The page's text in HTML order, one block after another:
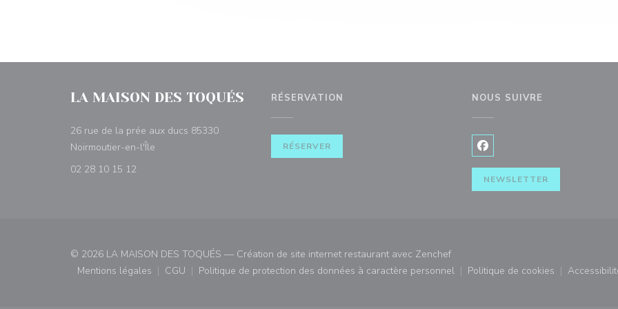
LA MAISON DES TOQUÉS
26 rue de la prée aux ducs 85330
Noirmoutier-en-l'Île ((ouvre une nouvelle fenêtre))
02 28 10 15 12
RÉSERVATION
RÉSERVER
NOUS SUIVRE
Facebook ((ouvre une
NEWSLETTER
© 2026 LA MAISON DES TOQUÉS — Création de site internet restaurant avec Zenchef((ouvre une nouvelle fenêtre))
Mentions légales
((ouvre une nouvelle fenêtre))
CGU
((ouvre une nouvelle fenêtre))
Politique de protection des données à caractère personnel
((ouvre une nouvelle fenêtre))
Politique de cookies
((ouvre une nouvelle